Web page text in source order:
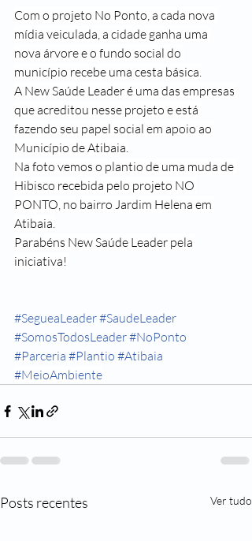
Com o projeto No Ponto, a cada nova
mídia veiculada, a cidade ganha uma
nova árvore e o fundo social do
município recebe uma cesta básica.
A New Saúde Leader é uma das empresas
que acreditou nesse projeto e está
fazendo seu papel social em apoio ao
Município de Atibaia.
Na foto vemos o plantio de uma muda de
Hibisco recebida pelo projeto NO
PONTO, no bairro Jardim Helena em
Atibaia.
Parabéns New Saúde Leader pela
iniciativa!
#SegueaLeader#SaudeLeader
#SomosTodosLeader#NoPonto
#Parceria #Plantio #Atibaia
#MeioAmbiente
Posts recentes Ver tudo